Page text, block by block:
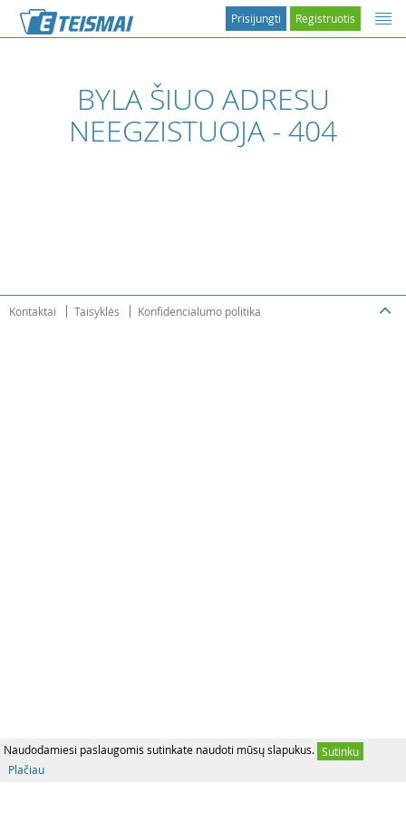
Naudodamiesi paslaugomis sutinkate naudoti mūsų slapukus. Sutinku
Plačiau
Registruotis
Prisijungti
BYLA ŠIUO ADRESU
NEEGZISTUOJA - 404
Kontaktai Taisyklės Konfidencialumo politika